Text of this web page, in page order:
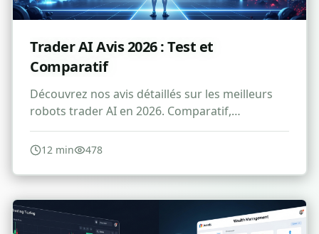
Trader AI Avis 2026 : Test et
Comparatif
Découvrez nos avis détaillés sur les meilleurs
robots trader AI en 2026. Comparatif,
performances et recommandations d'experts.
12 min 478